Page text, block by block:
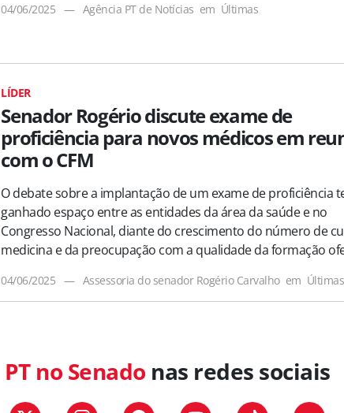
04/06/2025 — Agência PT de Notícias em Últimas
LÍDER
Senador Rogério discute exame de
proficiência para novos médicos em
com o CFM
O debate sobre a implantação de um exame de proficiência
ganhado espaço entre as entidades da área da saúde e no
Congresso Nacional, diante do crescimento do número de
medicina e da preocupação com a qualidade da formação
04/06/2025 — Assessoria do senador Rogério Carvalho em Últimas
PT no Senado nas redes sociais